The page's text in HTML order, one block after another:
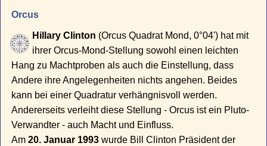
Orcus
Hillary Clinton (Orcus Quadrat Mond, 0°04') hat mit
ihrer Orcus-Mond-Stellung sowohl einen leichten
Hang zu Machtproben als auch die Einstellung, dass
Andere ihre Angelegenheiten nichts angehen. Beides
kann bei einer Quadratur verhängnisvoll werden.
Andererseits verleiht diese Stellung - Orcus ist ein Pluto-
Verwandter - auch Macht und Einfluss.
Am20. Januar 1993 wurde Bill Clinton Präsident der